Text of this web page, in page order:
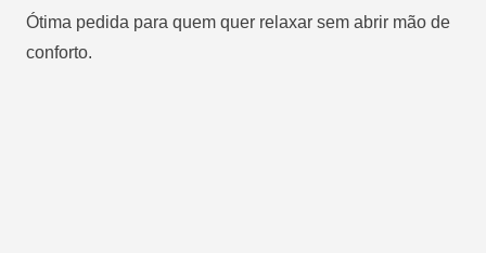
Ótima pedida para quem quer relaxar sem abrir mão de
conforto.